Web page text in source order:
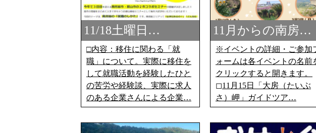
11/18土曜日…
□内容：移住に関わる「就
職」について。実際に移住を
して就職活動を経験したひと
の苦労や経験談、実際に求人
のある企業さんによる企業…
11月からの南房…
※イベントの詳細・ご参加
ォームは各イベントの名前
クリックすると開きます。
◻︎11月15日「大房（たいぶ
さ）岬」ガイドツア…